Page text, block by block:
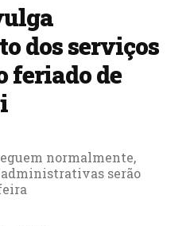
dos serviços
feriado de
normalmente,
serão